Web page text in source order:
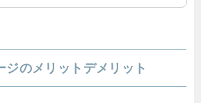
ジのメリットデメリット